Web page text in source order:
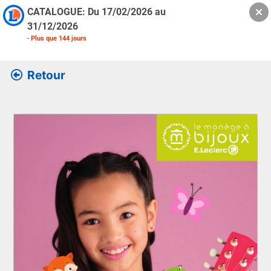
CATALOGUE: Du 17/02/2026 au
31/12/2026
- Plus que 144 jours
Retour